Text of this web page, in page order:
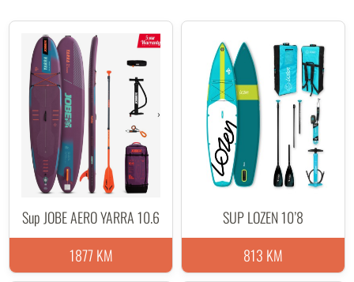
Sup JOBE AERO YARRA 10.6
1877 KM
SUP LOZEN 10’8
813 KM